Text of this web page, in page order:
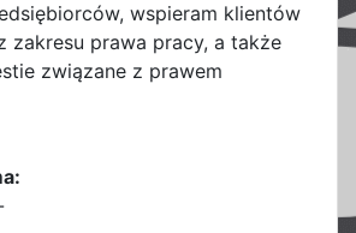
wspieram klientów
zakresu prawa pracy, a także
związane z prawem